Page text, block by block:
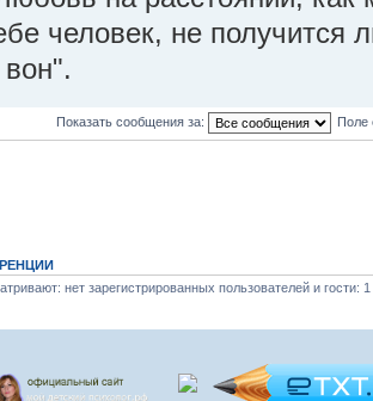
человек, не получится
Показать сообщения за: Поле
нет зарегистрированных пользователей и гости: 1